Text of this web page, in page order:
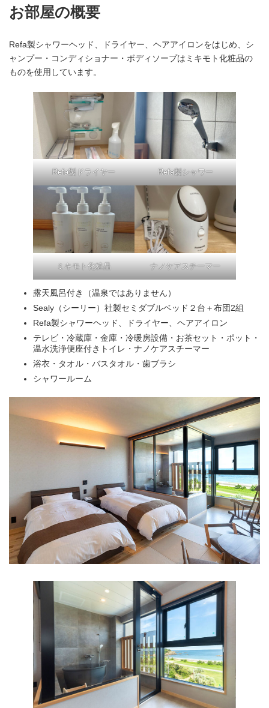
お部屋の概要
Refa製シャワーヘッド、ドライヤー、ヘアアイロンをはじめ、シ
ャンプー・コンディショナー・ボディソープはミキモト化粧品の
ものを使用しています。
Refa製ドライヤー Refa製シャワー
ミキモト化粧品 ナノケアスチーマー
露天風呂付き（温泉ではありません）
Sealy（シーリー）社製セミダブルベッド２台＋布団2組
Refa製シャワーヘッド、ドライヤー、ヘアアイロン
テレビ・冷蔵庫・金庫・冷暖房設備・お茶セット・ポット・
温水洗浄便座付きトイレ・ナノケアスチーマー
浴衣・タオル・バスタオル・歯ブラシ
シャワールーム